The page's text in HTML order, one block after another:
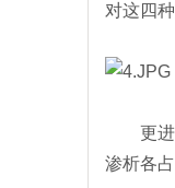
对这四
更进一
渗析各